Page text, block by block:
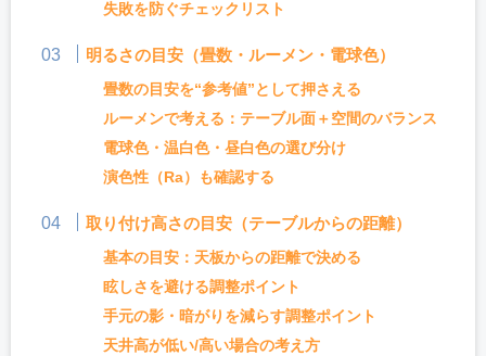
失敗を防ぐチェックリスト
明るさの目安（畳数・ルーメン・電球色）
畳数の目安を“参考値”として押さえる
ルーメンで考える：テーブル面＋空間のバランス
電球色・温白色・昼白色の選び分け
演色性（Ra）も確認する
取り付け高さの目安（テーブルからの距離）
基本の目安：天板からの距離で決める
眩しさを避ける調整ポイント
手元の影・暗がりを減らす調整ポイント
天井高が低い/高い場合の考え方